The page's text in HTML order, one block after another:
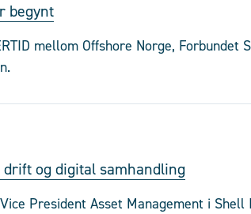
begynt
mellom Offshore Norge, Forbundet
og digital samhandling
President Asset Management i